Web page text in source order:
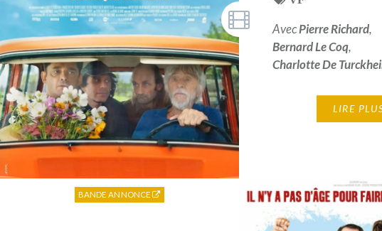
AvecPierre Richard,
Bernard Le Coq,
Charlotte De
LIRE
BANDE ANNONCE